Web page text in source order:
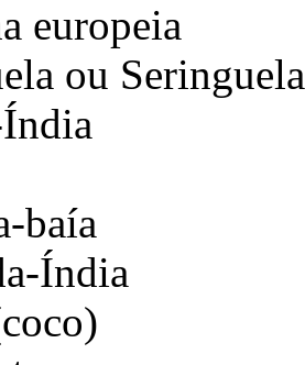
europeia
ou Seringuela
baía
Índia